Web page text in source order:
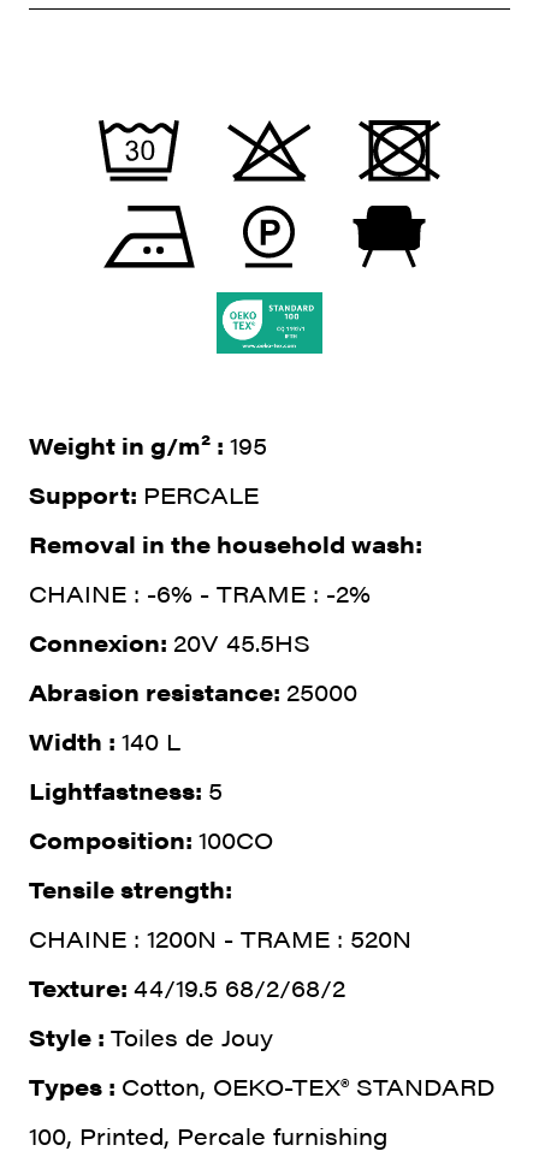
Weight in g/m² : 195
Support: PERCALE
Removal in the household wash:
CHAINE : -6% - TRAME : -2%
Connexion: 20V 45.5HS
Abrasion resistance: 25000
Width : 140 L
Lightfastness: 5
Composition: 100CO
Tensile strength:
CHAINE : 1200N - TRAME : 520N
Texture: 44/19.5 68/2/68/2
Style : Toiles de Jouy
Types : Cotton, OEKO-TEX® STANDARD
100, Printed, Percale furnishing